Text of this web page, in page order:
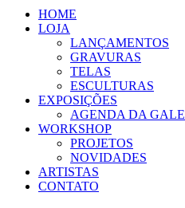
HOME
LOJA
LANÇAMENTOS
GRAVURAS
TELAS
ESCULTURAS
EXPOSIÇÕES
AGENDA DA
WORKSHOP
PROJETOS
NOVIDADES
ARTISTAS
CONTATO